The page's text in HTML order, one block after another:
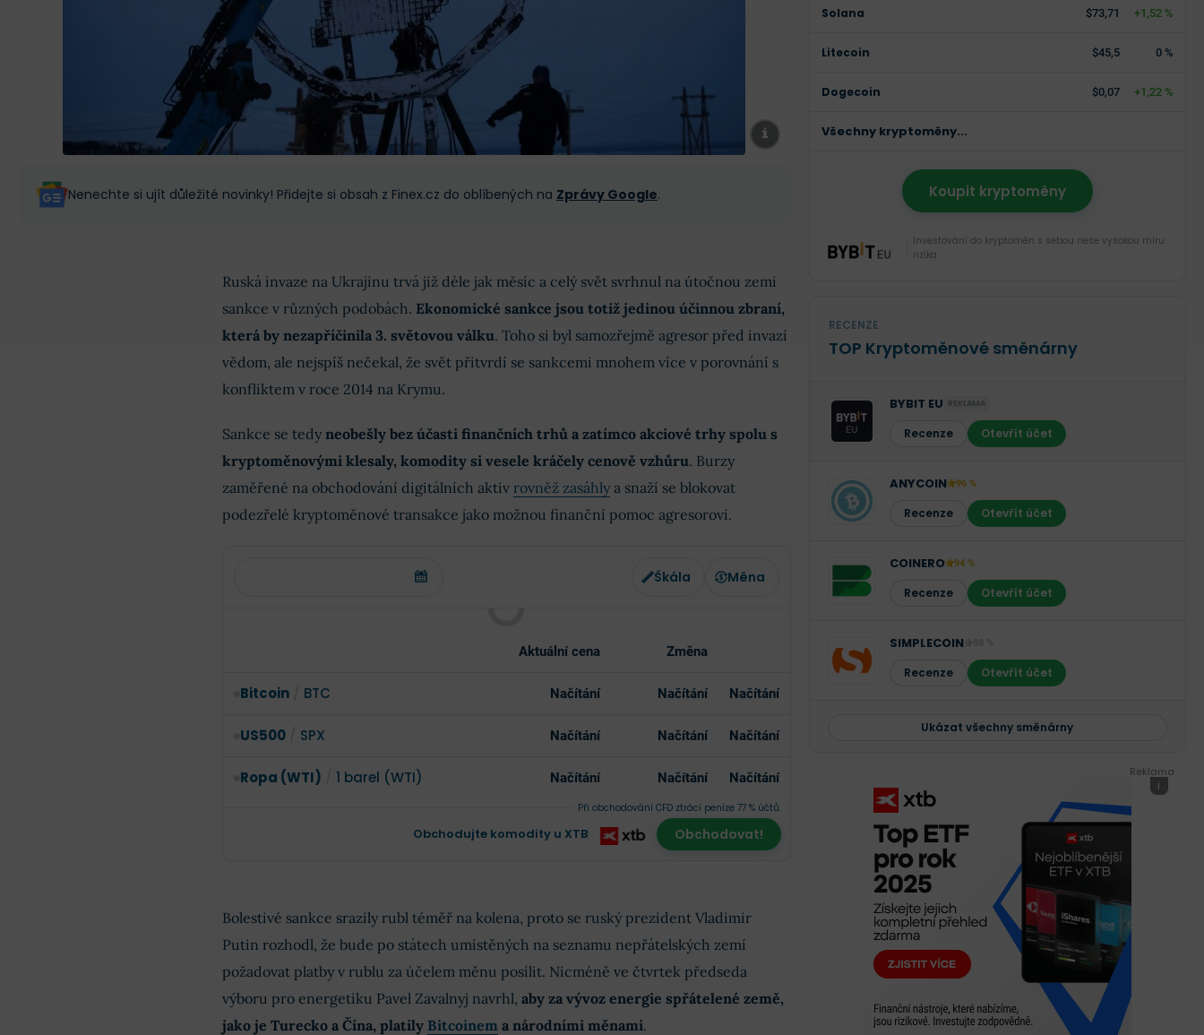
Nenechte si ujít důležité novinky! Přidejte si obsah z Finex.cz do oblíbených na Zprávy Google.
Ruská invaze na Ukrajinu trvá již déle jak měsíc a celý svět svrhnul na útočnou zemi
sankce v různých podobách. Ekonomické sankce jsou totiž jedinou účinnou zbraní,
která by nezapříčinila 3. světovou válku. Toho si byl samozřejmě agresor před invazí
vědom, ale nejspíš nečekal, že svět přitvrdí se sankcemi mnohem více v porovnání s
konfliktem v roce 2014 na Krymu.
Sankce se tedy neobešly bez účasti finančních trhů a zatímco akciové trhy spolu s
kryptoměnovými klesaly, komodity si vesele kráčely cenově vzhůru. Burzy
zaměřené na obchodování digitálních aktiv rovněž zasáhlya snaží se blokovat
podezřelé kryptoměnové transakce jako možnou finanční pomoc agresorovi.
Škála Měna
Aktuální cena Změna
Bitcoin BTC Načítání Načítání Načítání
US500 SPX Načítání Načítání Načítání
Ropa (WTI) 1 barel (WTI) Načítání Načítání Načítání
Obchodujte komodity u XTB
Při obchodování CFD ztrácí peníze 77 % účtů.
Obchodovat!
Bolestivé sankce srazily rubl téměř na kolena, proto se ruský prezident Vladimir
Putin rozhodl, že bude po státech umístěných na seznamu nepřátelských zemí
požadovat platby v rublu za účelem měnu posílit. Nicméně ve čtvrtek předseda
výboru pro energetiku Pavel Zavalnyj navrhl, aby za vývoz energie spřátelené země,
jako je Turecko a Čína, platily Bitcoinema národními měnami.
Solana $73,71 +1,52 %
Litecoin $45,5 0 %
Dogecoin $0,07 +1,22 %
Všechny kryptoměny...
Koupit kryptoměny
Investování do kryptoměn s sebou nese vysokou míru
rizika.
RECENZE
TOP Kryptoměnové směnárny
BYBIT EU REKLAMA
Recenze Otevřít účet
ANYCOIN 96 %
Recenze Otevřít účet
COINERO 94 %
Recenze Otevřít účet
SIMPLECOIN
Recenze Otevřít účet
Ukázat všechny směnárny
Reklama
i